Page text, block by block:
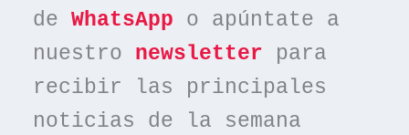
de WhatsApp o apúntate a
nuestro newsletter para
recibir las principales
noticias de la semana